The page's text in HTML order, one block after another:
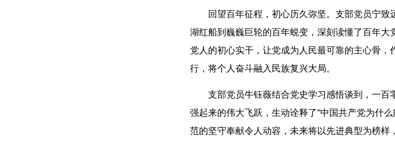
回望百年征程，初心历久弥坚。支部党员宁
湖红船到巍巍巨轮的百年蜕变，深刻读懂了百年
党人的初心实干，让党成为人民最可靠的主心骨
行，将个人奋斗融入民族复兴大局。
支部党员牛钰薇结合党史学习感悟谈到，一
强起来的伟大飞跃，生动诠释了“中国共产党为什
范的坚守奉献令人动容，未来将以先进典型为榜样